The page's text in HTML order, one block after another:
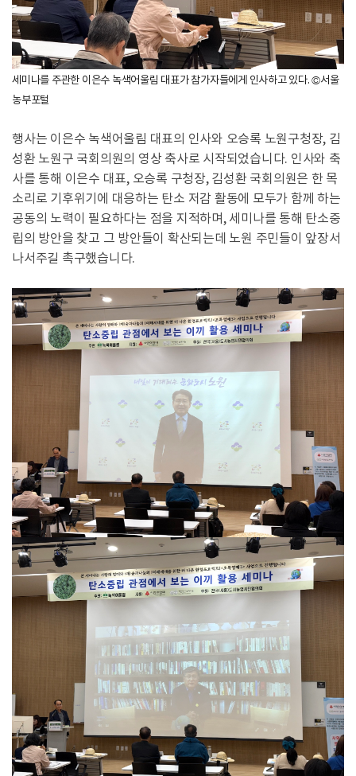
세미나를 주관한 이은수 녹색어울림 대표가 참가자들에게 인사하고 있다. ©서울
농부포털
행사는 이은수 녹색어울림 대표의 인사와 오승록 노원구청장, 김
성환 노원구 국회의원의 영상 축사로 시작되었습니다. 인사와 축
사를 통해 이은수 대표, 오승록 구청장, 김성환 국회의원은 한 목
소리로 기후위기에 대응하는 탄소 저감 활동에 모두가 함께 하는
공동의 노력이 필요하다는 점을 지적하며, 세미나를 통해 탄소중
립의 방안을 찾고 그 방안들이 확산되는데 노원 주민들이 앞장서
나서주길 촉구했습니다.